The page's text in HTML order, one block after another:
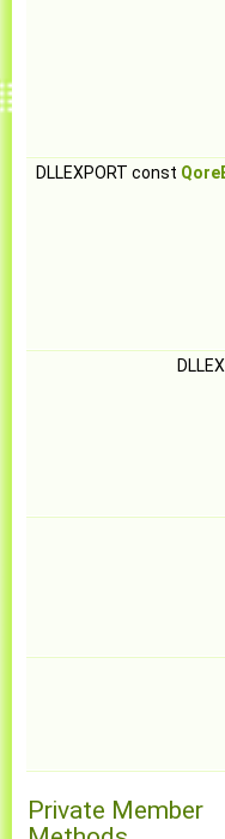
DLLEXPORT const
Private Member